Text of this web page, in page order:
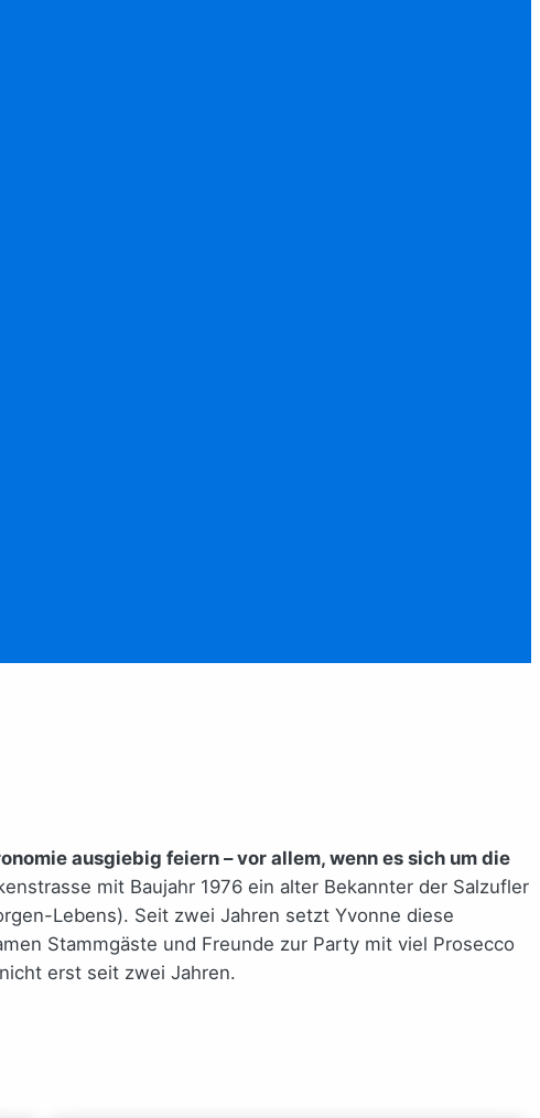
ausgiebig feiern – vor allem, wenn es sich um die
mit Baujahr 1976 ein alter Bekannter der Salzufler
Lebens). Seit zwei Jahren setzt Yvonne diese
Stammgäste und Freunde zur Party mit viel Prosecco
erst seit zwei Jahren.